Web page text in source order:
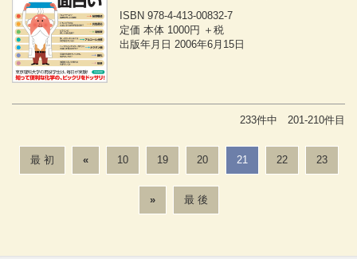
ISBN 978-4-413-00832-7
定価 本体 1000円 ＋税
出版年月日 2006年6月15日
233件中 201-210件目
最 初 « 10 19 20 21 22 23
» 最 後